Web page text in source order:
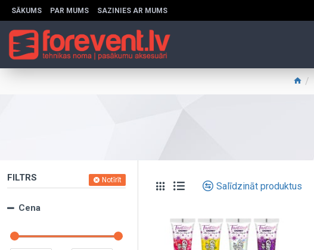
SĀKUMS PAR MUMS SAZINIES AR MUMS
FILTRS Notīrīt
Cena
Salīdzināt produktus